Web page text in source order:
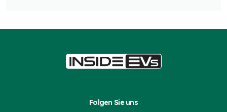
Folgen Sie uns